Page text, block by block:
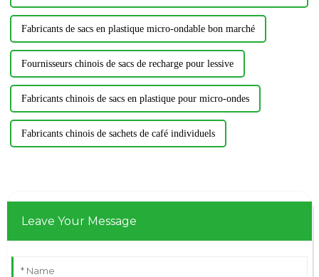
Fabricants de sacs en plastique micro-ondable bon marché
Fournisseurs chinois de sacs de recharge pour lessive
Fabricants chinois de sacs en plastique pour micro-ondes
Fabricants chinois de sachets de café individuels
Leave Your Message